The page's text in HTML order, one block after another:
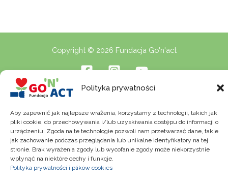
Polityka prywatności
Aby zapewnić jak najlepsze wrażenia, korzystamy z technologii, takich jak
pliki cookie, do przechowywania i/lub uzyskiwania dostępu do informacji o
urządzeniu. Zgoda na te technologie pozwoli nam przetwarzać dane, takie
jak zachowanie podczas przeglądania lub unikalne identyfikatory na tej
stronie. Brak wyrażenia zgody lub wycofanie zgody może niekorzystnie
wpłynąć na niektóre cechy i funkcje.
Polityka prywatności i plików cookies
Copyright © 2026 Fundacja Go'n'act
Polityka Prywatności